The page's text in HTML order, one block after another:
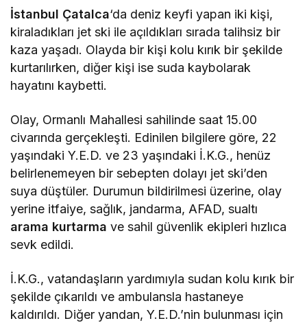
İstanbul Çatalca‘da deniz keyfi yapan iki kişi,
kiraladıkları jet ski ile açıldıkları sırada talihsiz bir
kaza yaşadı. Olayda bir kişi kolu kırık bir şekilde
kurtarılırken, diğer kişi ise suda kaybolarak
hayatını kaybetti.
Olay, Ormanlı Mahallesi sahilinde saat 15.00
civarında gerçekleşti. Edinilen bilgilere göre, 22
yaşındaki Y.E.D. ve 23 yaşındaki İ.K.G., henüz
belirlenemeyen bir sebepten dolayı jet ski’den
suya düştüler. Durumun bildirilmesi üzerine, olay
yerine itfaiye, sağlık, jandarma, AFAD, sualtı
arama kurtarma ve sahil güvenlik ekipleri hızlıca
sevk edildi.
İ.K.G., vatandaşların yardımıyla sudan kolu kırık bir
şekilde çıkarıldı ve ambulansla hastaneye
kaldırıldı. Diğer yandan, Y.E.D.’nin bulunması için